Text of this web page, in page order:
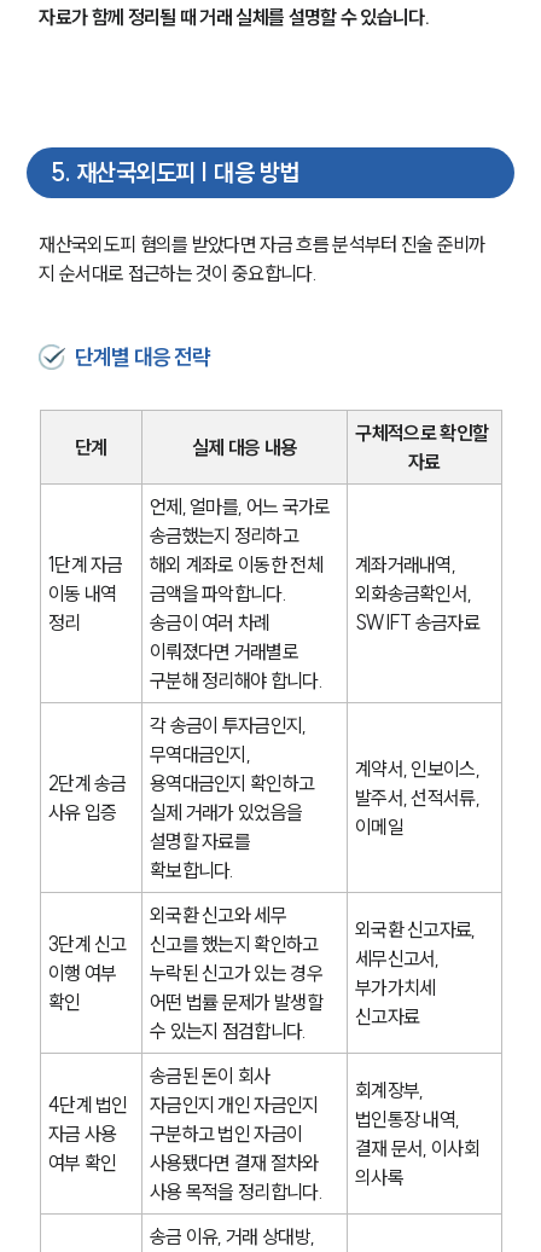
주요 업무사례
업무분야
관세·국제통상그룹 업무
전체
구성원 소개
관세전문변호사
소식/자료
언론보도
공지사항
법률 블로그
법률서식
뉴스레터/브로슈어
세미나
대륜법률상담예약
대륜법률상담예약
자료가 함께 정리될 때 거래 실체를 설명할 수 있습니다.
5. 재산국외도피 | 대응 방법
재산국외도피 혐의를 받았다면 자금 흐름 분석부터 진술 준비까
지 순서대로 접근하는 것이 중요합니다.
단계별 대응 전략
단계 실제 대응 내용
구체적으로 확인할
자료
1단계 자금
이동 내역
정리
언제, 얼마를, 어느 국가로
송금했는지 정리하고
해외 계좌로 이동한 전체
금액을 파악합니다.
송금이 여러 차례
이뤄졌다면 거래별로
구분해 정리해야 합니다.
계좌거래내역,
외화송금확인서,
SWIFT 송금자료
2단계 송금
사유 입증
각 송금이 투자금인지,
무역대금인지,
용역대금인지 확인하고
실제 거래가 있었음을
설명할 자료를
확보합니다.
계약서, 인보이스,
발주서, 선적서류,
이메일
3단계 신고
이행 여부
확인
외국환 신고와 세무
신고를 했는지 확인하고
누락된 신고가 있는 경우
어떤 법률 문제가 발생할
수 있는지 점검합니다.
외국환 신고자료,
세무신고서,
부가가치세
신고자료
4단계 법인
자금 사용
여부 확인
송금된 돈이 회사
자금인지 개인 자금인지
구분하고 법인 자금이
사용됐다면 결재 절차와
사용 목적을 정리합니다.
회계장부,
법인통장 내역,
결재 문서, 이사회
의사록
송금 이유, 거래 상대방,